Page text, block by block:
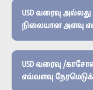
USD வரைவு
நிலையான அளவு
USD வரைவு /
எவ்வளவு